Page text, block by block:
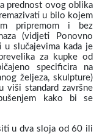
prednost ovog oblika
u bilo kojem
pripremom i bez
(vidjeti Ponovno
slučajevima kada je
za kupke od
specificira na
željeza, skulpture)
viši standard završne
kako bi se
u dva sloja od 60 ili